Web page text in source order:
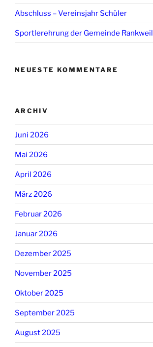
Abschluss – Vereinsjahr Schüler
Sportlerehrung der Gemeinde Rankweil
NEUESTE KOMMENTARE
ARCHIV
Juni 2026
Mai 2026
April 2026
März 2026
Februar 2026
Januar 2026
Dezember 2025
November 2025
Oktober 2025
September 2025
August 2025